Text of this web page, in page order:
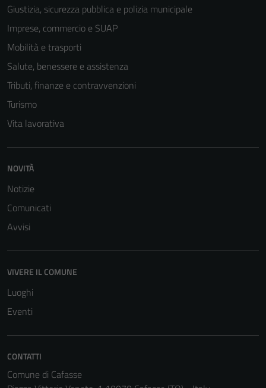
Giustizia, sicurezza pubblica e polizia municipale
Imprese, commercio e SUAP
Mobilità e trasporti
Salute, benessere e assistenza
Tributi, finanze e contravvenzioni
Turismo
Vita lavorativa
NOVITÀ
Notizie
Comunicati
Avvisi
VIVERE IL COMUNE
Luoghi
Eventi
CONTATTI
Comune di Cafasse
personali.